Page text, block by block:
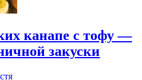
канапе с тофу —
закуски